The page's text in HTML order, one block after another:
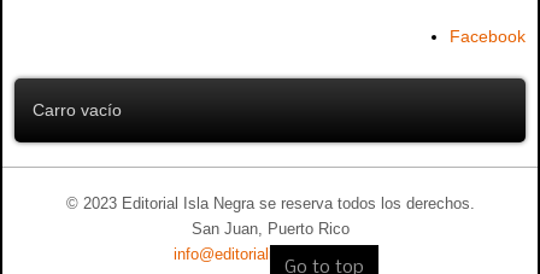
Facebook
Carro vacío
© 2023 Editorial Isla Negra se reserva todos los derechos.
San Juan, Puerto Rico
info@editorialislanegra.com
Go to top